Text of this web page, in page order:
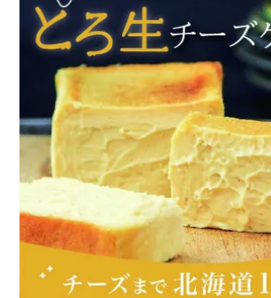
¥6,000
¥4,000〜¥5,999
TOP
読みもの
会社概
お問い合
商品
メンバー特典
ご利用ガイド
プライバシーポリシー